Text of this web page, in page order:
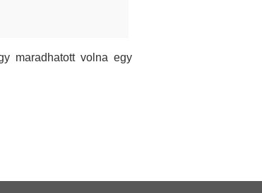
maradhatott volna egy